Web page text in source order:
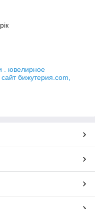
. ювелирное
бижутерия.com,